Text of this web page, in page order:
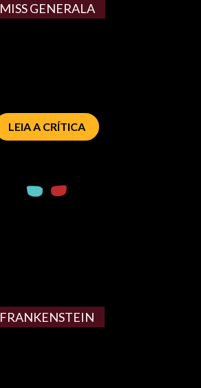
MISS GENERALA
LEIA A CRÍTICA
FRANKENSTEIN